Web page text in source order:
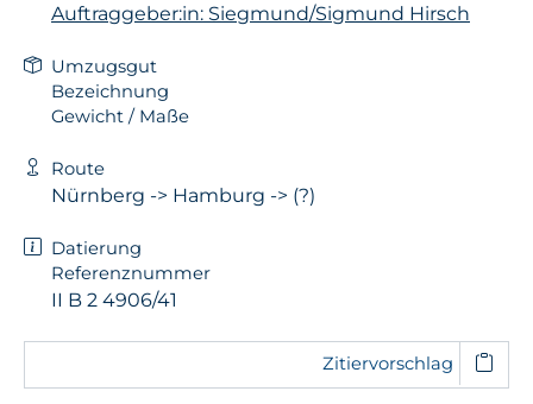
Auftraggeber:in: Siegmund/Sigmund Hirsch
Umzugsgut
Bezeichnung
Gewicht / Maße
Route
Nürnberg -> Hamburg -> (?)
Datierung
Referenznummer
II B 2 4906/41
Zitiervorschlag